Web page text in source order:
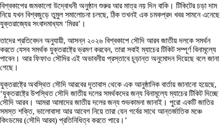
বিশ্বকাপের জমকালো উদ্বোধনী অনুষ্ঠান শুরুর আর মাত্র নয় দিন বাকি। টিকিটের চড়া দাম
নিয়ে যখন বিশ্বজুড়ে তুমুল সমালোচনা চলছে, ঠিক তখনই এক চমকপ্রদ খবর সামনে এনেছে
যুক্তরাজ্যের সংবাদমাধ্যম ‘মিরর’।
তাদের প্রতিবেদন অনুযায়ী, আসন্ন ২০২৬ বিশ্বকাপে সৌদি আরব জাতীয় দলকে সমর্থন
করতে যেসব সমর্থক যুক্তরাষ্ট্রে ভ্রমণ করবেন, তারা সবাই ম্যাচের টিকিট সম্পূর্ণ বিনামূল্যে
পাবেন। আর ফিফাও সৌদির এই অভাবনীয় প্রস্তাবে চূড়ান্ত অনুমোদন দিয়েছে বলে জানা
গেছে।
যুক্তরাষ্ট্রে অবস্থিত সৌদি আরবের দূতাবাস থেকে এক আনুষ্ঠানিক বার্তায় জানানো হয়েছে,
‘যুক্তরাষ্ট্রে উপস্থিত সৌদি জাতীয় দলের সমর্থকদের জন্য বিনামূল্যে ম্যাচের টিকিট দিচ্ছে
সৌদি আরব। আমরা আমাদের জাতীয় দলের জন্য শুভকামনা জানাই। পুরো একটি জাতির
সমস্ত শক্তি, ভালোবাসা আর আবেগ নিয়ে তারা যেন গর্বের সাথে আন্তর্জাতিক মঞ্চে
কিংডমের (সৌদি আরব) প্রতিনিধিত্ব করতে পারে।’